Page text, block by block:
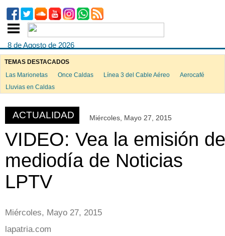
8 de Agosto de 2026
TEMAS DESTACADOS
Las Marionetas
Once Caldas Línea 3 del Cable Aéreo
Aerocafé
Lluvias en Caldas
ACTUALIDAD Miércoles, Mayo 27, 2015
VIDEO: Vea la emisión
mediodía de Noticias
LPTV
Miércoles, Mayo 27, 2015
lapatria.com